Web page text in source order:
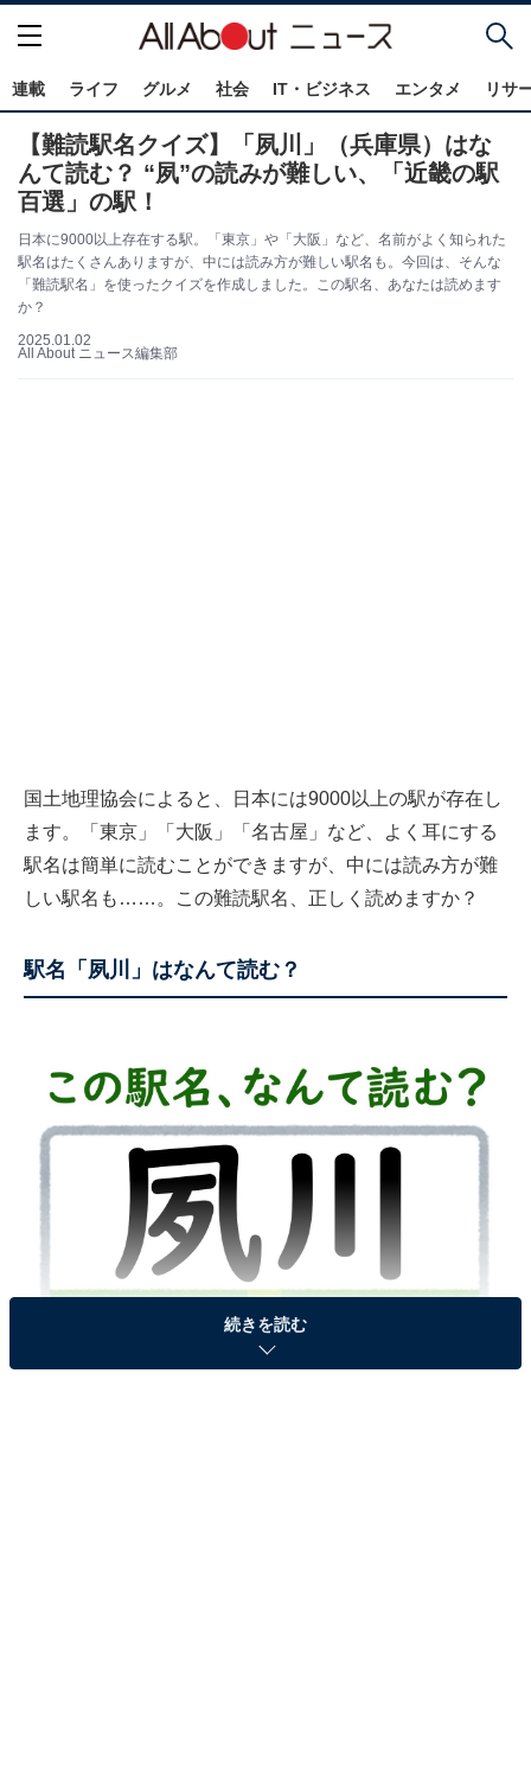
連載 ライフ グルメ 社会 IT・ビジネス エンタメ リサ
【難読駅名クイズ】「夙川」（兵庫県）はな
んて読む？ “夙”の読みが難しい、「近畿の駅
百選」の駅！
日本に9000以上存在する駅。「東京」や「大阪」など、名前がよく知られた
駅名はたくさんありますが、中には読み方が難しい駅名も。今回は、そんな
「難読駅名」を使ったクイズを作成しました。この駅名、あなたは読めます
か？
2025.01.02
All About ニュース編集部
国土地理協会によると、日本には9000以上の駅が存在し
ます。「東京」「大阪」「名古屋」など、よく耳にする
駅名は簡単に読むことができますが、中には読み方が難
しい駅名も……。この難読駅名、正しく読めますか？
駅名「夙川」はなんて読む？
続きを読む